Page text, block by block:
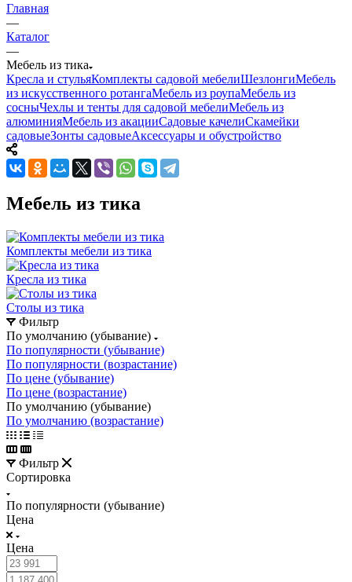
Главная
—
Каталог
—
Мебель из тика
Кресла и стульяКомплекты садовой мебелиШезлонгиМебель
из искусственного ротангаМебель из роупаМебель из
сосныЧехлы и тенты для садовой мебелиМебель из
алюминияМебель из акацииСадовые качелиСкамейки
садовыеЗонты садовыеАксессуары и обустройство
Мебель из тика
Комплекты мебели из тика
Кресла из тика
Столы из тика
Фильтр
По умолчанию (убывание)
По популярности (убывание)
По популярности (возрастание)
По цене (убывание)
По цене (возрастание)
По умолчанию (убывание)
По умолчанию (возрастание)
Фильтр
Сортировка
По популярности (убывание)
Цена
Цена